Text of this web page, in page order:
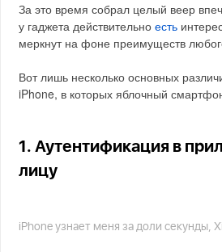
За это время собрал целый веер
у гаджета действительноесть
меркнут на фоне преимуществ
Вот лишь несколько основных
iPhone, в которых яблочный
1. Аутентификация в
лицу
iPhone узнает меня за доли секунды,